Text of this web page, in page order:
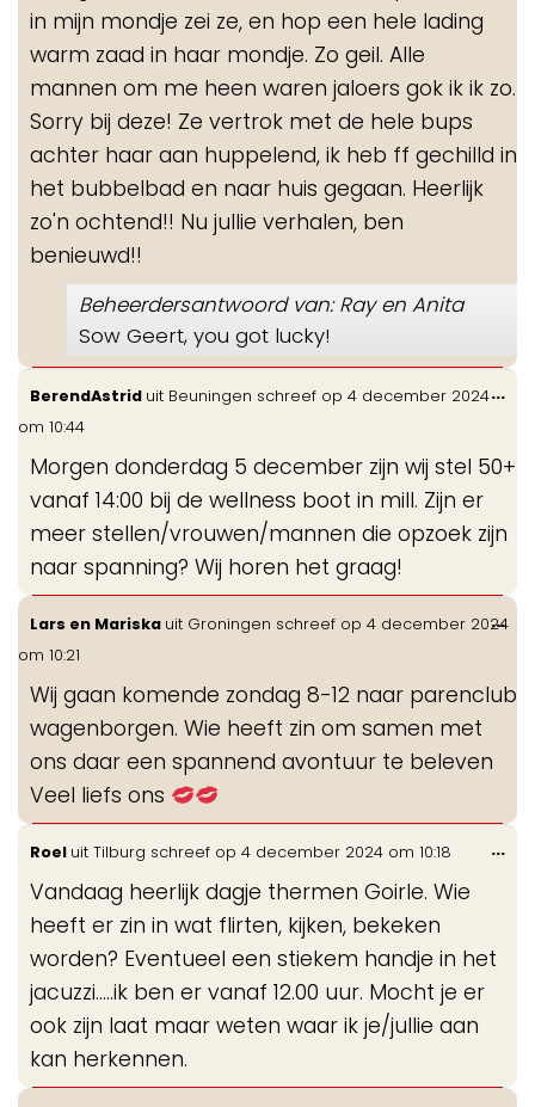
in mijn mondje zei ze, en hop een hele lading
warm zaad in haar mondje. Zo geil. Alle
mannen om me heen waren jaloers gok ik ik zo.
Sorry bij deze! Ze vertrok met de hele bups
achter haar aan huppelend, ik heb ff gechilld in
het bubbelbad en naar huis gegaan. Heerlijk
zo'n ochtend!! Nu jullie verhalen, ben
benieuwd!!
Beheerdersantwoord van: Ray en Anita
Sow Geert, you got lucky!
BerendAstrid uit Beuningen schreef op 4 december 2024
om 10:44
Morgen donderdag 5 december zijn wij stel 50+
vanaf 14:00 bij de wellness boot in mill. Zijn er
meer stellen/vrouwen/mannen die opzoek zijn
naar spanning? Wij horen het graag!
...
Lars en Mariska uit Groningen schreef op 4 december 2024
om 10:21
Wij gaan komende zondag 8-12 naar parenclub
wagenborgen. Wie heeft zin om samen met
ons daar een spannend avontuur te beleven
Veel liefs ons
...
Roel uit Tilburg schreef op 4 december 2024 om 10:18
Vandaag heerlijk dagje thermen Goirle. Wie
heeft er zin in wat flirten, kijken, bekeken
worden? Eventueel een stiekem handje in het
jacuzzi.....ik ben er vanaf 12.00 uur. Mocht je er
ook zijn laat maar weten waar ik je/jullie aan
kan herkennen.
...